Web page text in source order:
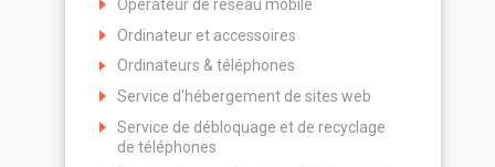
Opérateur de réseau mobile
Ordinateur et accessoires
Ordinateurs & téléphones
Service d'hébergement de sites web
Service de débloquage et de recyclage
de téléphones